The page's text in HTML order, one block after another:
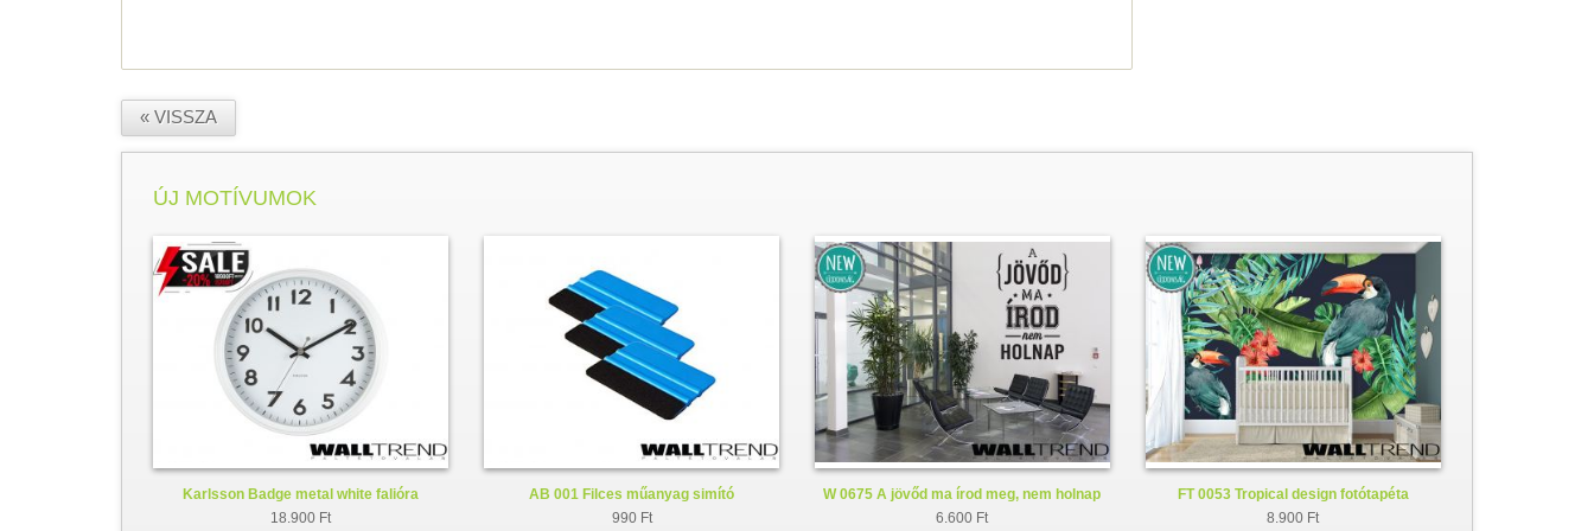
« VISSZA
ÚJ MOTÍVUMOK
Karlsson Badge metal white falióra
KA5610WH
18.900 Ft
AB 001 Filces műanyag simító
990 Ft
W 0675 A jövőd ma írod meg, nem holnap
faltetoválás - falmatrica
6.600 Ft
FT 0053 Tropical design fotótapéta
8.900 Ft